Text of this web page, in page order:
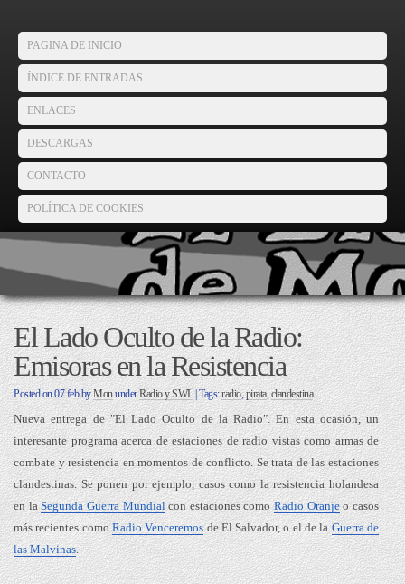
PAGINA DE INICIO
ÍNDICE DE ENTRADAS
ENLACES
DESCARGAS
CONTACTO
POLÍTICA DE COOKIES
El Lado Oculto de la Radio:
Emisoras en la Resistencia
Posted on07 febbyMonunderRadio y SWL| Tags:radio,pirata,clandestina
Nueva entrega de "El Lado Oculto de la Radio". En esta ocasión, un
interesante programa acerca de estaciones de radio vistas como armas de
combate y resistencia en momentos de conflicto. Se trata de las estaciones
clandestinas. Se ponen por ejemplo, casos como la resistencia holandesa
en laSegunda Guerra Mundialcon estaciones comoRadio Oranjeo casos
más recientes comoRadio Venceremosde El Salvador, o el de laGuerra de
las Malvinas.